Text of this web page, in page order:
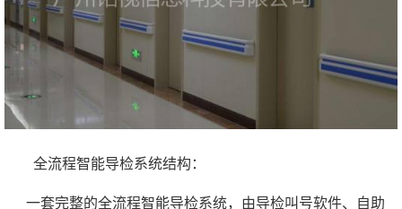
全流程智能导检系统结构：
一套完整的全流程智能导检系统，由导检叫号软件、自助